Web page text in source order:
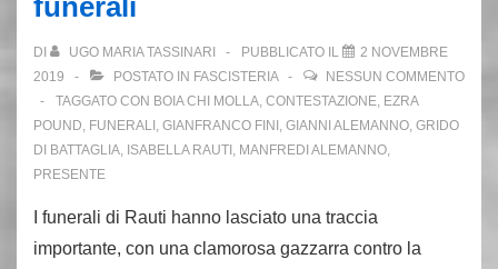
funerali
DI UGO MARIA TASSINARI PUBBLICATO IL
2 NOVEMBRE
2019
POSTATO IN FASCISTERIA
NESSUN COMMENTO
TAGGATO CON BOIA CHI MOLLA, CONTESTAZIONE, EZRA
POUND, FUNERALI , GIANFRANCO FINI , GIANNI ALEMANNO, GRIDO
DI BATTAGLIA, ISABELLA RAUTI , MANFREDI ALEMANNO,
PRESENTE
I funerali di Rauti hanno lasciato una traccia
importante, con una clamorosa gazzarra contro la